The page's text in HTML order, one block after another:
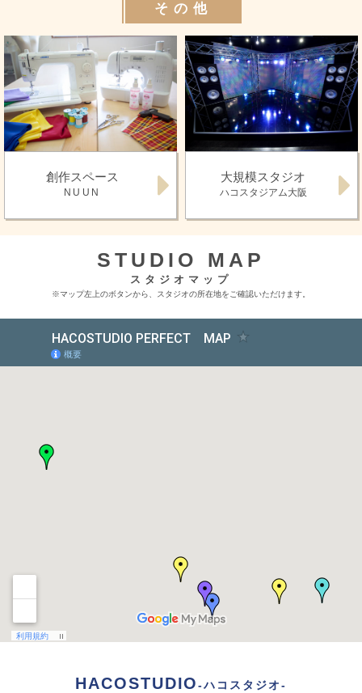
その他
創作スペース
NUUN
大規模スタジオ
ハコスタジアム大阪
STUDIO MAP
スタジオマップ
※マップ左上のボタンから、スタジオの所在地をご確認いただけます。
HACOSTUDIO-ハコスタジオ-